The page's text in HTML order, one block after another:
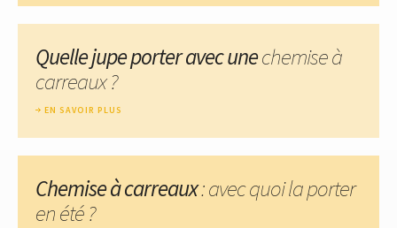
Quelle jupe porter avec unechemise à
carreaux ?
EN SAVOIR PLUS
Chemise à carreaux: avec quoi la porter
en été ?